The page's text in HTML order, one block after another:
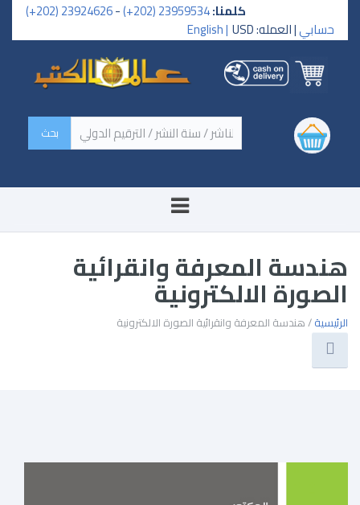
كلمنا:23959534 (202+)
-
23924626 (202+)
حسابي| العمله: USD English |
‏اسم الكتاب / اسم الناشر /
سنة النشر / الترقيم الدولي ‏
هندسة المعرفة وانقرائية
الصورة الالكترونية
الرئيسية/ هندسة المعرفة وانقرائية الصورة الالكترونية